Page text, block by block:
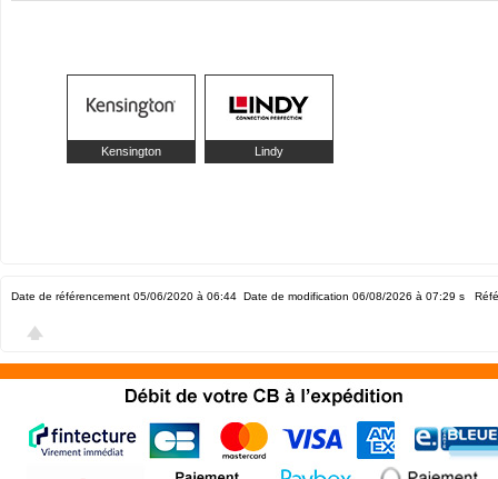
Kensington Lindy
Date de référencement 05/06/2020 à 06:44 Date de modification 06/08/2026 à 07:29 s